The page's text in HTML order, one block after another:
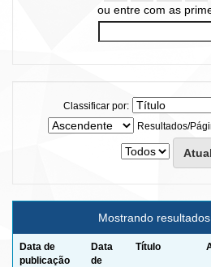
ou entre com as
Classificar por:
Resultados/
Mostrando
Data de
publicação
Data
de
Título